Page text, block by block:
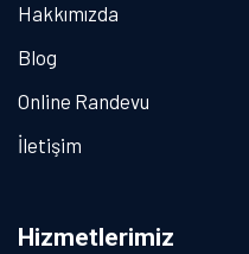
Hakkımızda
Blog
Online Randevu
İletişim
Hizmetlerimiz